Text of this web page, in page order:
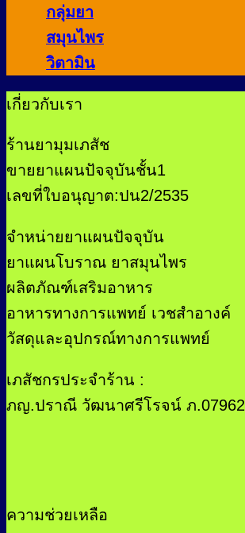
กลุ่มยา
สมุนไพร
วิตามิน
เกี่ยวกับเรา
ร้านยามุมเภสัช
ขายยาแผนปัจจุบันชั้น1
เลขที่ใบอนุญาต:ปน2/2535
จำหน่ายยาแผนปัจจุบัน
ยาแผนโบราณ ยาสมุนไพร
ผลิตภัณฑ์เสริมอาหาร
อาหารทางการแพทย์ เวชสำอางค์
วัสดุและอุปกรณ์ทางการแพทย์
เภสัชกรประจำร้าน :
ภญ.ปราณี วัฒนาศรีโรจน์ ภ.07962
ความช่วยเหลือ